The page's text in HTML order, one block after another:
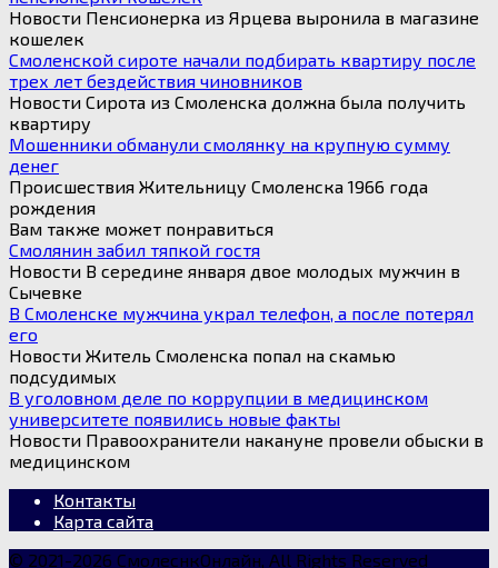
Новости Пенсионерка из Ярцева выронила в магазине
кошелек
Смоленской сироте начали подбирать квартиру после
трех лет бездействия чиновников
Новости Сирота из Смоленска должна была получить
квартиру
Мошенники обманули смолянку на крупную сумму
денег
Происшествия Жительницу Смоленска 1966 года
рождения
Вам также может понравиться
Смолянин забил тяпкой гостя
Новости В середине января двое молодых мужчин в
Сычевке
В Смоленске мужчина украл телефон, а после потерял
его
Новости Житель Смоленска попал на скамью
подсудимых
В уголовном деле по коррупции в медицинском
университете появились новые факты
Новости Правоохранители накануне провели обыски в
медицинском
Контакты
Карта сайта
© 2021-2026 СмолеснкОнлайн, All Rights Reserved